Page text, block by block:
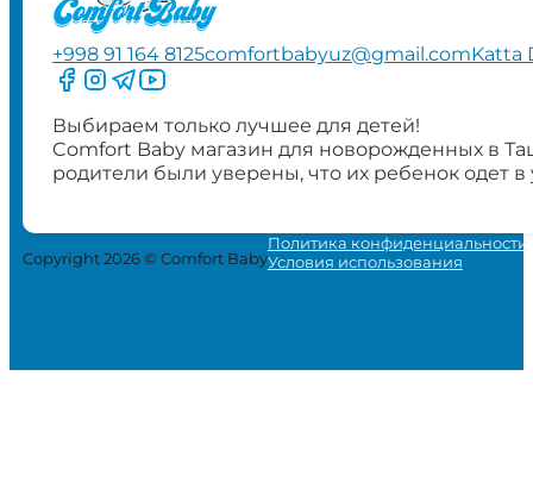
+998 91 164 8125comfortbabyuz@gmail.comKatta
Следите за нами на Facebook
Следите за нами в Instagram
Следите за нами в Telegram
Следите за нами в YouTube
Выбираем только лучшее для детей!
Comfort Baby магазин для новорожденных в
родители были уверены, что их ребенок одет
Copyright 2026 © Comfort Baby
Политика конфиденциальности
Условия использования